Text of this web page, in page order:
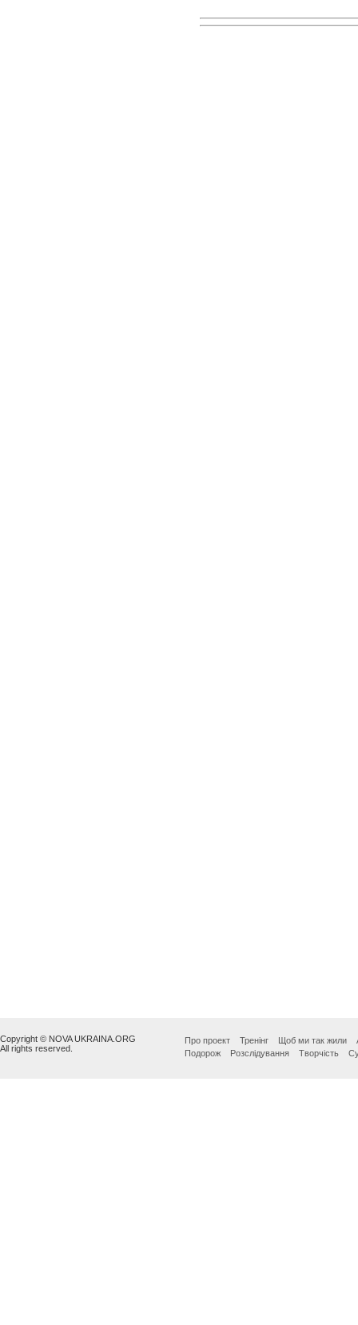
Copyright © NOVA UKRAINA.ORG
All rights reserved.
Про проект Тренінг Щоб ми так жили
Подорож
Розслідування Творчість